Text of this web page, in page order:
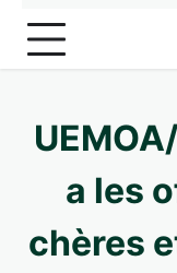
a les
chères